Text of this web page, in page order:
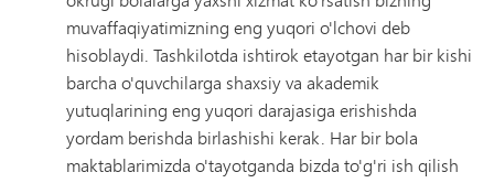
muvaffaqiyatimizning eng yuqori o'lchovi deb
hisoblaydi. Tashkilotda ishtirok etayotgan har bir kishi
barcha o'quvchilarga shaxsiy va akademik
yutuqlarining eng yuqori darajasiga erishishda
yordam berishda birlashishi kerak. Har bir bola
maktablarimizda o'tayotganda bizda to'g'ri ish qilish